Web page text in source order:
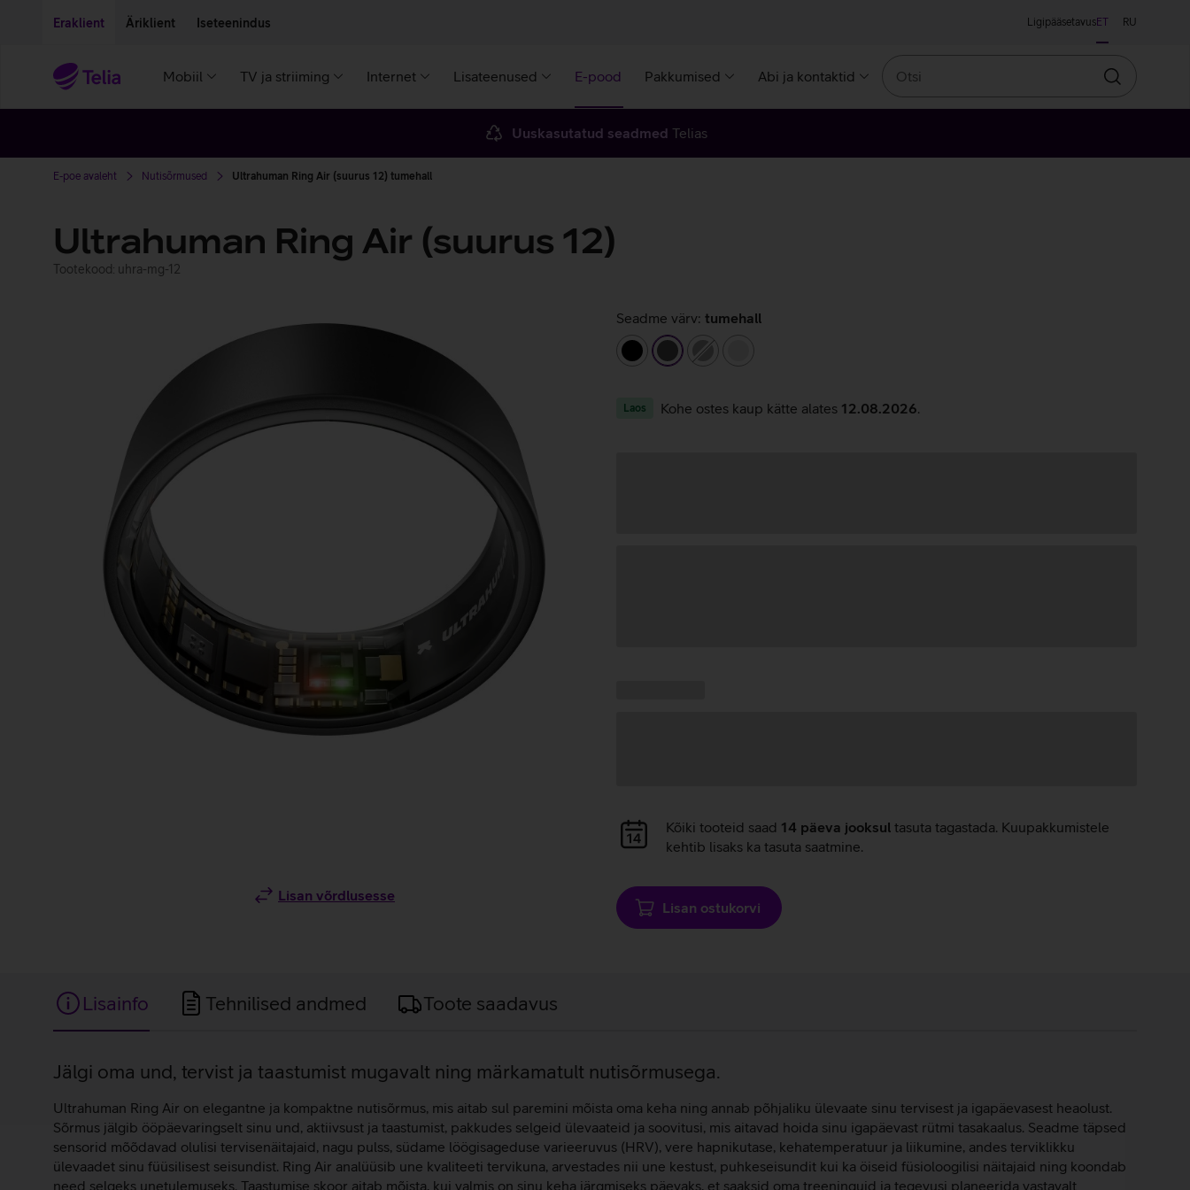
Eraklient Äriklient Iseteenindus LigipääsetavusET RU
Mobiil TV ja striiming Internet Lisateenused E-pood Pakkumised Abi ja kontaktid
Otsin
Uuskasutatud seadmed Telias
E-poe avaleht Nutisõrmused Ultrahuman Ring Air (suurus 12) tumehall
Ultrahuman Ring Air (suurus 12)
Tootekood: uhra-mg-12
Lisan võrdlusesse
Seadme värv: tumehall
must
tumehall
hall
Laos Kohe ostes kaup kätte alates 12.08.2026
Andmete
laadimine
Kõiki tooteid saad 14 päeva jooksul tasuta tagastada. Kuupakkumistele
kehtib lisaks ka tasuta saatmine.
Lisan ostukorvi
Lisainfo Tehnilised andmed Toote saadavus
Lisainfo
Jälgi oma und, tervist ja taastumist mugavalt ning märkamatult nutisõrmusega.
Ultrahuman Ring Air on elegantne ja kompaktne nutisõrmus, mis aitab sul paremini mõista oma keha ning annab põhjaliku ülevaate sinu tervisest ja igapäevasest heaolust.
Sõrmus jälgib ööpäevaringselt sinu und, aktiivsust ja taastumist, pakkudes selgeid ülevaateid ja soovitusi, mis aitavad hoida sinu igapäevast rütmi tasakaalus. Seadme täpsed
sensorid mõõdavad olulisi tervisenäitajaid, nagu pulss, südame löögisageduse varieeruvus (HRV), vere hapnikutase, kehatemperatuur ja liikumine, andes terviklikku
ülevaadet sinu füüsilisest seisundist. Ring Air analüüsib une kvaliteeti tervikuna, arvestades nii une kestust, puhkeseisundit kui ka öiseid füsioloogilisi näitajaid ning koondab
need selgeks unetulemuseks. Taastumise skoor aitab mõista, kui valmis on sinu keha järgmiseks päevaks, et saaksid oma treeninguid ja tegevusi planeerida vastavalt